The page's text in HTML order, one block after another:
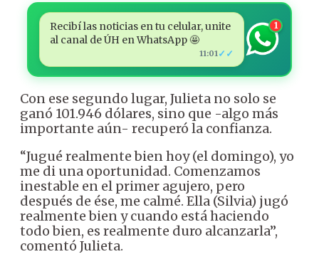
Recibí las noticias en tu celular, unite
al canal de ÚH en WhatsApp 🤩
11:01 ✓✓
1
Con ese segundo lugar, Julieta no solo se
ganó 101.946 dólares, sino que -algo más
importante aún- recuperó la confianza.
“Jugué realmente bien hoy (el domingo), yo
me di una oportunidad. Comenzamos
inestable en el primer agujero, pero
después de ése, me calmé. Ella (Silvia) jugó
realmente bien y cuando está haciendo
todo bien, es realmente duro alcanzarla”,
comentó Julieta.